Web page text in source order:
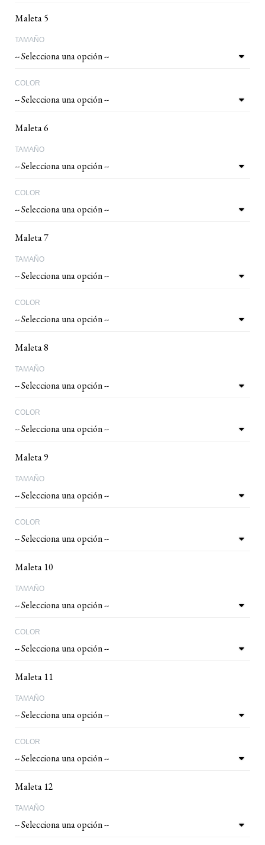
Maleta 5
TAMAÑO
COLOR
Maleta 6
TAMAÑO
COLOR
Maleta 7
TAMAÑO
COLOR
Maleta 8
TAMAÑO
COLOR
Maleta 9
TAMAÑO
COLOR
Maleta 10
TAMAÑO
COLOR
Maleta 11
TAMAÑO
COLOR
Maleta 12
TAMAÑO